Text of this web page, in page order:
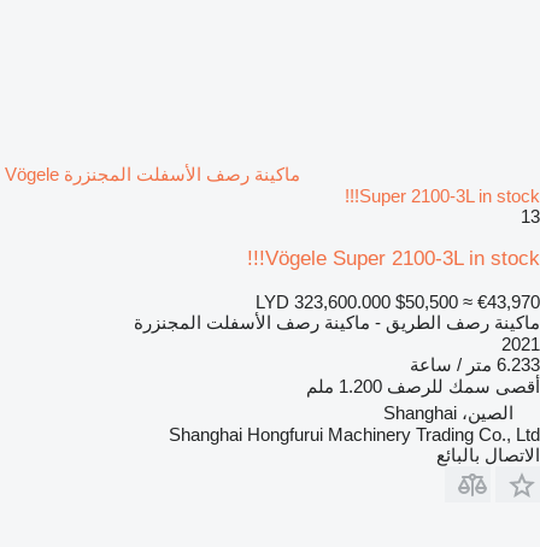
ماكينة رصف الأسفلت المجنزرة Vögele
Super 2100-3L in stock!!!
13
Vögele Super 2100-3L in stock!!!
LYD 323,600.000 $50,500 ≈ €43,970
ماكينة رصف الطريق - ماكينة رصف الأسفلت المجنزرة
2021
6.233 متر / ساعة
أقصى سمك للرصف 1.200 ملم
الصين، Shanghai
Shanghai Hongfurui Machinery Trading Co., Ltd
الاتصال بالبائع